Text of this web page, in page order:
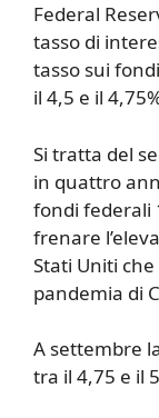
Federal
tasso di
tasso sui
il 4,5 e il
Si tratta del
in quattro
fondi federali
frenare
Stati Uniti
pandemia di
A settembre
tra il 4,75 e il